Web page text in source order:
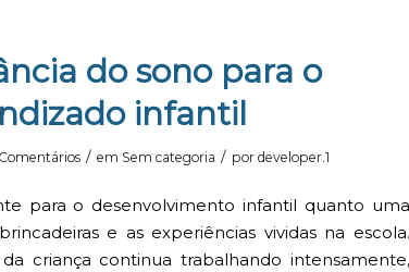
do sono para o
infantil
/ em Sem categoria / por developer.1
para o desenvolvimento infantil quanto uma
e as experiências vividas na escola.
criança continua trabalhando intensamente,